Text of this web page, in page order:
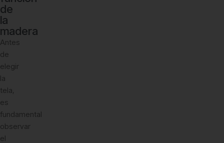
de
la
madera
Antes
de
elegir
la
tela,
es
fundamental
observar
el